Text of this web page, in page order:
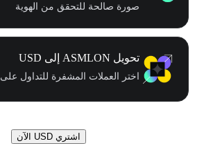
صورة صالحة للتحقق من الهوية
تحويل ASMLON إلى USD
اختر العملات المشفرة للتداول على LBank.
اشتري USD الآن